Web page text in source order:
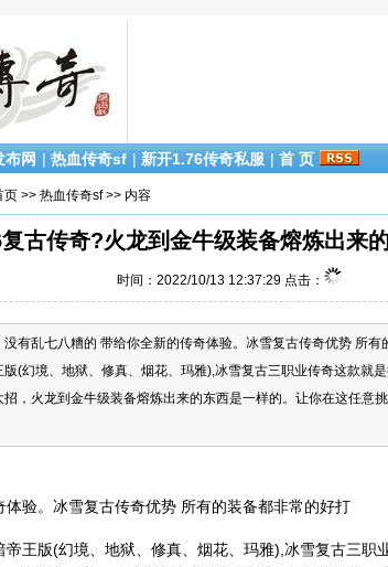
布网 | 热血传奇sf | 新开1.76传奇私服 | 首 页
页 >> 热血传奇sf>> 内容
古传奇?火龙到金牛级装备熔炼出来
时间：2022/10/13 12:37:29 点击：
没有乱七八糟的 带给你全新的传奇体验。冰雪复古传奇优势 所有
版(幻境、地狱、修真、烟花、玛雅),冰雪复古三职业传奇这款就
招，火龙到金牛级装备熔炼出来的东西是一样的。让你在这任意
体验。冰雪复古传奇优势 所有的装备都非常的好打
帝王版(幻境、地狱、修真、烟花、玛雅),冰雪复古三职